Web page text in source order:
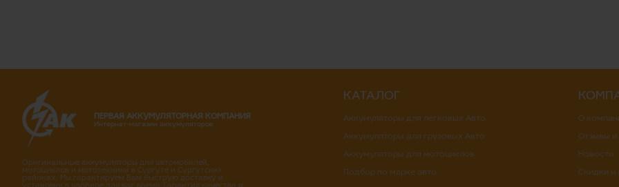
ПЕРВАЯ АККУМУЛЯТОРНАЯ КОМПАНИЯ
Интернет-магазин аккумуляторов
Оригинальные аккумуляторы для автомобилей,
мотоциклов и мототехники в Сургуте и Сургутских
районах. Мы гарантируем Вам быструю доставку и
КАТАЛОГ
Аккумуляторы для легковых Авто
Аккумуляторы для грузовых Авто
Аккумуляторы для мотоциклов
Подбор по марке авто
О
Отзывы
Новости
Скидки и